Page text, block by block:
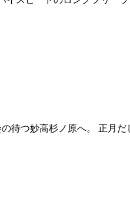
待つ妙高杉ノ原へ。 正月だ